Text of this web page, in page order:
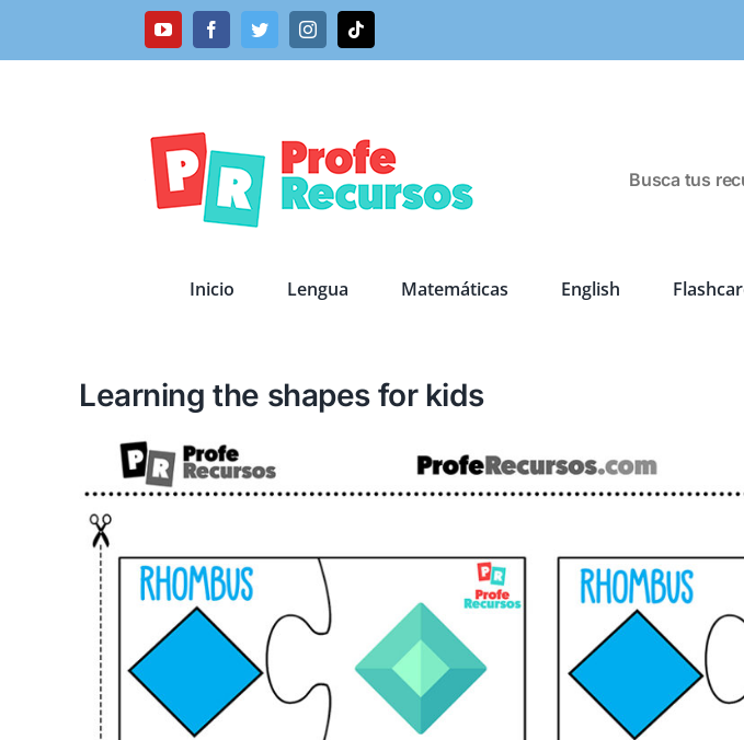
YouTubeFacebookTwitterInstagramTiktok
Busca tus
Inicio Lengua Matemáticas English
Learning the shapes for kids